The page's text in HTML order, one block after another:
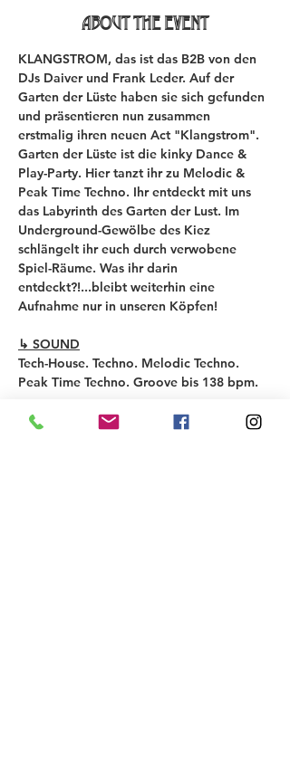
About the event
KLANGSTROM, das ist das B2B von den
DJs Daiver und Frank Leder. Auf der
Garten der Lüste haben sie sich gefunden
und präsentieren nun zusammen
erstmalig ihren neuen Act "Klangstrom".
Garten der Lüste ist die kinky Dance &
Play-Party. Hier tanzt ihr zu Melodic &
Peak Time Techno. Ihr entdeckt mit uns
das Labyrinth des Garten der Lust. Im
Underground-Gewölbe des Kiez
schlängelt ihr euch durch verwobene
Spiel-Räume. Was ihr darin
entdeckt?!...bleibt weiterhin eine
Aufnahme nur in unseren Köpfen!
↳ SOUND
Tech-House. Techno. Melodic Techno.
Peak Time Techno. Groove bis 138 bpm.
↳ MUSIC-ARTISTS